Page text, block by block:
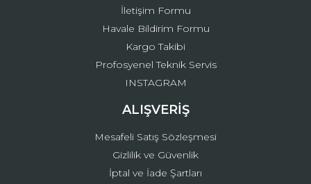
Gönder
İletişim Formu
Havale Bildirim Formu
Kargo Takibi
Profosyenel Teknik Servis
INSTAGRAM
ALIŞVERİŞ
Mesafeli Satış Sözleşmesi
Gizlilik ve Güvenlik
İptal ve İade Şartları